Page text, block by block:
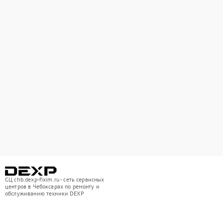
СЦ chb.dexp-fixim.ru - сеть сервисных
центров в Чебоксарах по ремонту и
обслуживанию техники DEXP